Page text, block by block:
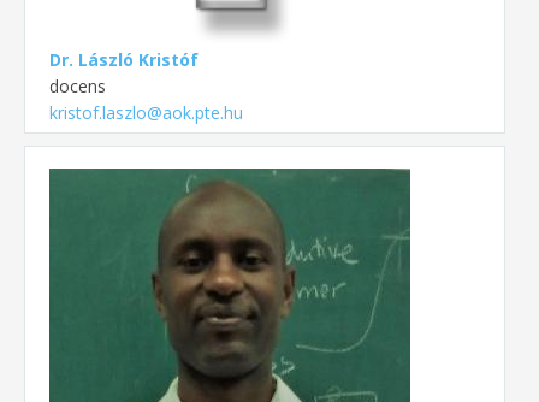
Dr. László Kristóf
docens
kristof.laszlo@aok.pte.hu